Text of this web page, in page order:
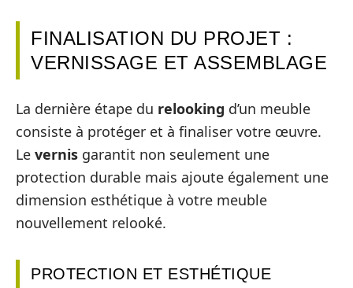
FINALISATION DU PROJET :
VERNISSAGE ET ASSEMBLAGE
La dernière étape du relooking d’un meuble
consiste à protéger et à finaliser votre œuvre.
Le vernis garantit non seulement une
protection durable mais ajoute également une
dimension esthétique à votre meuble
nouvellement relooké.
PROTECTION ET ESTHÉTIQUE